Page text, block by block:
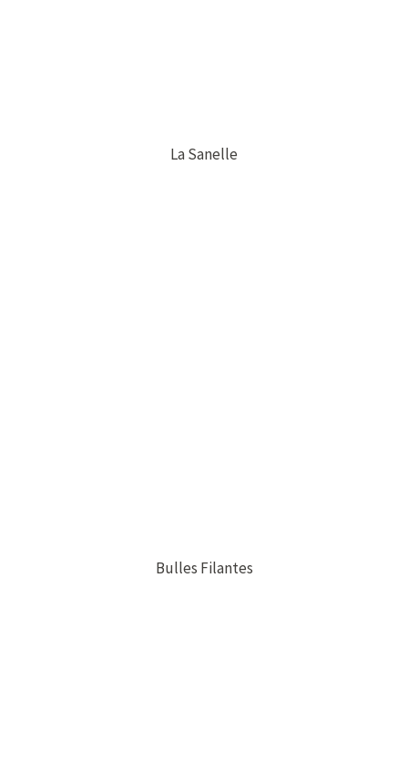
La Sanelle
Bulles Filantes